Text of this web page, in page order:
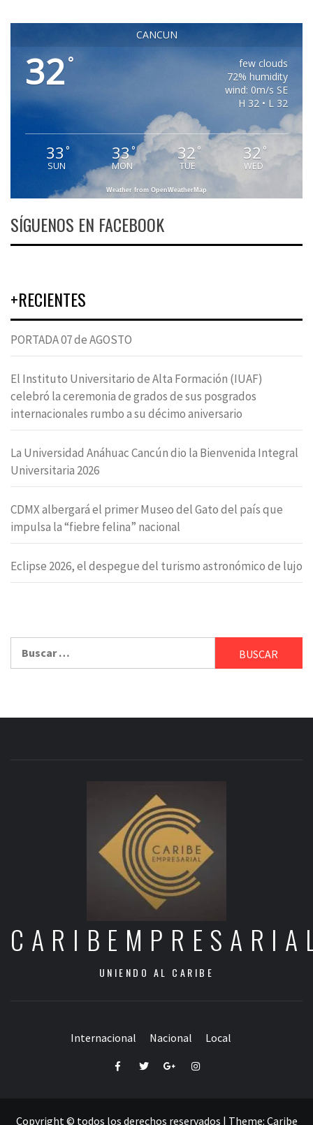
CANCUN
32 °
few clouds
72% humidity
wind: 0m/s SE
H 32 • L 32
33 °
SUN
33°
MON
32 °
TUE
32 °
WED
Weather from OpenWeatherMap
SÍGUENOS EN FACEBOOK
+RECIENTES
PORTADA 07 de AGOSTO
El Instituto Universitario de Alta Formación (IUAF)
celebró la ceremonia de grados de sus posgrados
internacionales rumbo a su décimo aniversario
La Universidad Anáhuac Cancún dio la Bienvenida Integral
Universitaria 2026
CDMX albergará el primer Museo del Gato del país que
impulsa la “fiebre felina” nacional
Eclipse 2026, el despegue del turismo astronómico de lujo
UNIENDO AL CARIBE
Internacional Nacional Local
FacebookTwitterGoogle+Instagram
Copyright © todos los derechos reservados | Theme: Caribe